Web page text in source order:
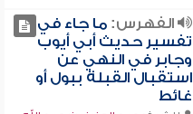
الفهرس:ما جاء في
تفسير حديث أبي أيوب
وجابر في النهي عن
استقبال القبلة ببول أو
غائط